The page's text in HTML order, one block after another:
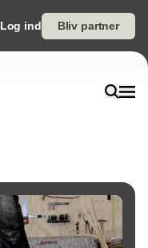
Log ind Bliv partner